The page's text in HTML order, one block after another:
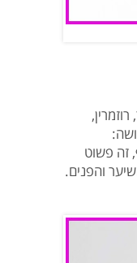
זה פשוט
והפנים.